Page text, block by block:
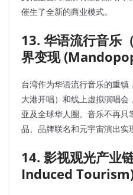
催生了全新的商业模式。
13. 华语流行音乐
界变现
台湾作为华语流行音乐的重
大港开唱）和线上虚拟演唱
亚及全球华人圈。音乐不再
品、品牌联名和元宇宙演出实
14. 影视观光产业
Induced